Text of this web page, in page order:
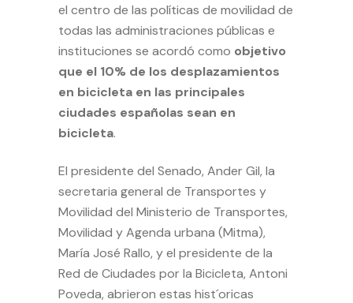
el centro de las políticas de movilidad de
todas las administraciones públicas e
instituciones se acordó como objetivo
que el 10% de los desplazamientos
en bicicleta en las principales
ciudades españolas sean en
bicicleta.
El presidente del Senado, Ander Gil, la
secretaria general de Transportes y
Movilidad del Ministerio de Transportes,
Movilidad y Agenda urbana (Mitma),
María José Rallo, y el presidente de la
Red de Ciudades por la Bicicleta, Antoni
Poveda, abrieron estas hist´oricas